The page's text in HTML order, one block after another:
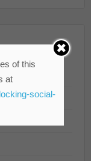
Poistenia
of this
at
social-